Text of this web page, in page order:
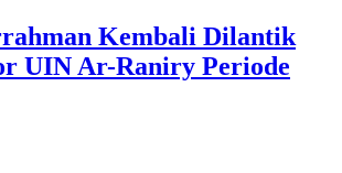
Kembali Dilantik
UIN Ar-Raniry Periode